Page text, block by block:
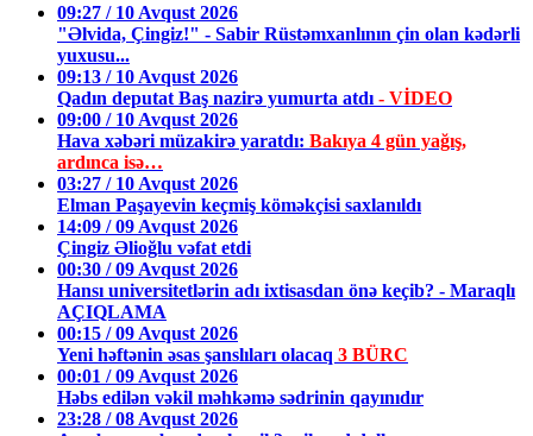
09:27 / 10 Avqust 2026
"Əlvida, Çingiz!" - Sabir Rüstəmxanlının çin olan kədərli
yuxusu...
09:13 / 10 Avqust 2026
Qadın deputat Baş nazirə yumurta atdı - VİDEO
09:00 / 10 Avqust 2026
Hava xəbəri müzakirə yaratdı: Bakıya 4 gün yağış,
ardınca isə…
03:27 / 10 Avqust 2026
Elman Paşayevin keçmiş köməkçisi saxlanıldı
14:09 / 09 Avqust 2026
Çingiz Əlioğlu vəfat etdi
00:30 / 09 Avqust 2026
Hansı universitetlərin adı ixtisasdan önə keçib? - Maraqlı
AÇIQLAMA
00:15 / 09 Avqust 2026
Yeni həftənin əsas şanslıları olacaq 3 BÜRC
00:01 / 09 Avqust 2026
Həbs edilən vəkil məhkəmə sədrinin qayınıdır
23:28 / 08 Avqust 2026